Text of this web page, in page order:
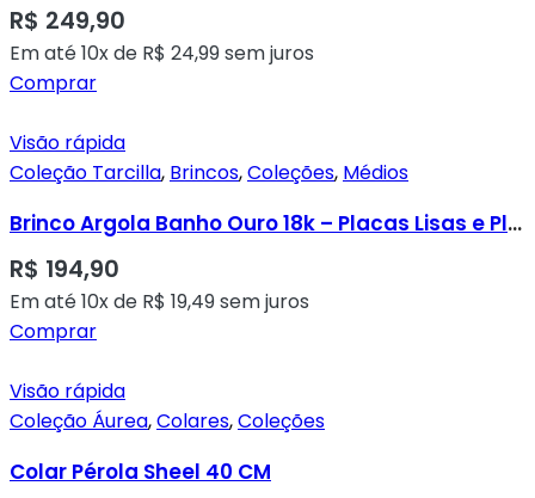
R$ 249,90
Em até 10x de R$ 24,99sem juros
Comprar
Visão rápida
Coleção Tarcilla, Brincos,Coleções, Médios
Brinco Argola Banho Ouro 18k – Placas Lisas e Placa Ródio Cravada em Micro Zircônias Transparentes
R$ 194,90
Em até 10x de R$ 19,49sem juros
Comprar
Visão rápida
Coleção Áurea,Colares,Coleções
Colar Pérola Sheel 40 CM